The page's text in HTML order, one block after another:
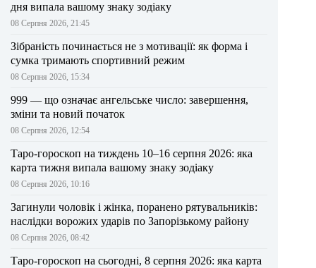
дня випала вашому знаку зодіаку
08 Серпня 2026, 21:45
Зібраність починається не з мотивації: як форма і
сумка тримають спортивний режим
08 Серпня 2026, 15:34
999 — що означає ангельське число: завершення,
зміни та новий початок
08 Серпня 2026, 12:54
Таро-гороскоп на тиждень 10–16 серпня 2026: яка
карта тижня випала вашому знаку зодіаку
08 Серпня 2026, 10:16
Загинули чоловік і жінка, поранено рятувальників:
наслідки ворожих ударів по Запорізькому району
08 Серпня 2026, 08:42
Таро-гороскоп на сьогодні, 8 серпня 2026: яка карта